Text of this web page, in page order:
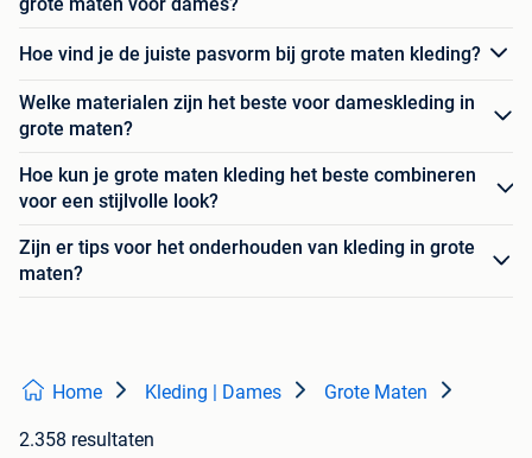
grote maten voor dames?
Hoe vind je de juiste pasvorm bij grote maten kleding?
Welke materialen zijn het beste voor dameskleding in
grote maten?
Hoe kun je grote maten kleding het beste combineren
voor een stijlvolle look?
Zijn er tips voor het onderhouden van kleding in grote
maten?
Home Kleding | Dames Grote Maten
2.358 resultaten